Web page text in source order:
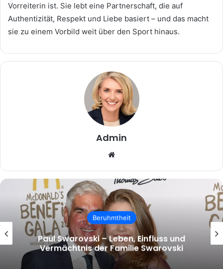
Vorreiterin ist. Sie lebt eine Partnerschaft, die auf
Authentizität, Respekt und Liebe basiert – und das macht
sie zu einem Vorbild weit über den Sport hinaus.
Admin
Beruhmtheit
malcolm.mcrae – Wer ist Malcolm
McRae und warum wächst das Interesse
an ihm?